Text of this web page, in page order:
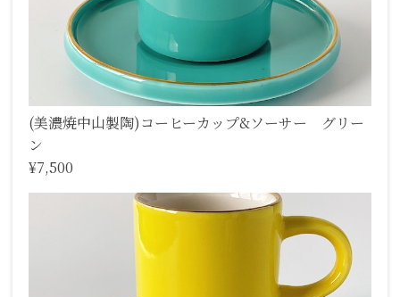
(美濃焼中山製陶)コーヒーカップ&ソーサー グリー
ン
¥7,500